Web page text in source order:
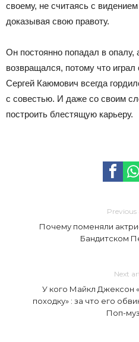
своему, не считаясь с
доказывая свою правоту.
Он постоянно попадал в опалу,
возвращался, потому что
Сергей Каюмович всегда
с совестью. И даже со своим
построить блестящую карьеру.
Previous
Почему поменяли
Бандитском
Next
У кого Майкл Джексон
походку» : за что его
Поп-